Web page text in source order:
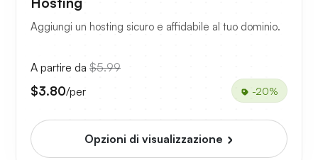
Aggiungi un hosting sicuro e affidabile al tuo dominio.
A partire da $5.99
$3.80/per -20%
Opzioni di visualizzazione